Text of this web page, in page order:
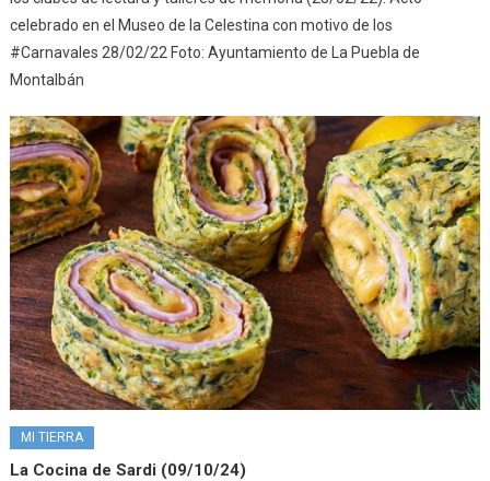
celebrado en el Museo de la Celestina con motivo de los
#Carnavales 28/02/22 Foto: Ayuntamiento de La Puebla de
Montalbán
MI TIERRA
La Cocina de Sardi (09/10/24)